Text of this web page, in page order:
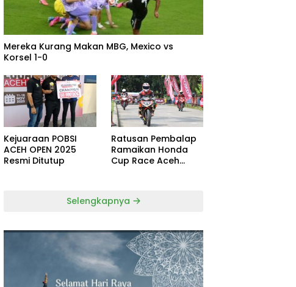
Mereka Kurang Makan MBG, Mexico vs
Korsel 1-0
Kejuaraan POBSI
ACEH OPEN 2025
Resmi Ditutup
Ratusan Pembalap
Ramaikan Honda
Cup Race Aceh
Selengkapnya